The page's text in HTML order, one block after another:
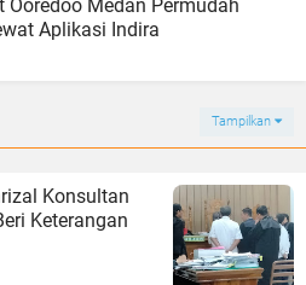
Ooredoo Medan Permudah
Aplikasi Indira
Tampilkan
Konsultan
Keterangan